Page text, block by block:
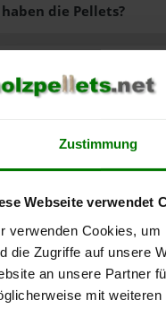
Zustimmung
Webseite verwendet
verwenden Cookies,
die Zugriffe auf unsere
an unsere Partner
mit
gibt es?
die Pellets?
der Pellets?
APP
schon